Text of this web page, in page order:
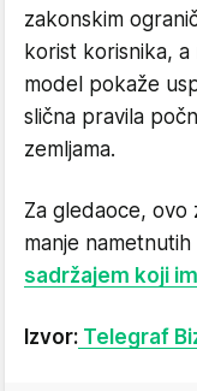
zakonskim
korist korisnika,
model pokaže
slična pravila
zemljama.
Za gledaoce, ovo
manje
sadržajem koji
Izvor: Telegraf